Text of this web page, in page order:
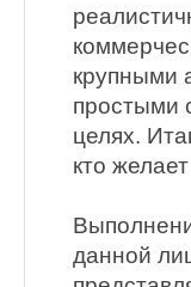
крупными
простыми
целях.
кто
данной